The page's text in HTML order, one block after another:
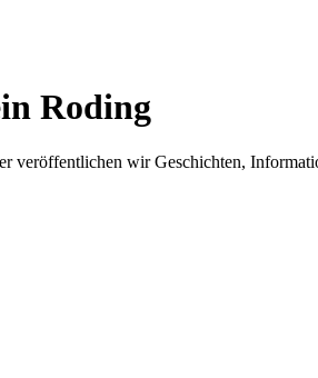
Roding
veröffentlichen wir Geschichten,